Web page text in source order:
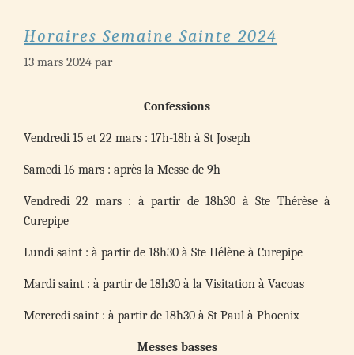
Horaires Semaine Sainte 2024
13 mars 2024 par
Confessions
Vendredi 15 et 22 mars : 17h-18h à St Joseph
Samedi 16 mars : après la Messe de 9h
Vendredi 22 mars : à partir de 18h30 à Ste Thérèse à
Curepipe
Lundi saint : à partir de 18h30 à Ste Hélène à Curepipe
Mardi saint : à partir de 18h30 à la Visitation à Vacoas
Mercredi saint : à partir de 18h30 à St Paul à Phoenix
Messes basses